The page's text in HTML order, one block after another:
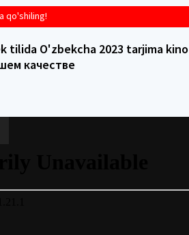
qo'shiling!
tilida O'zbekcha 2023 tarjima kino
качестве